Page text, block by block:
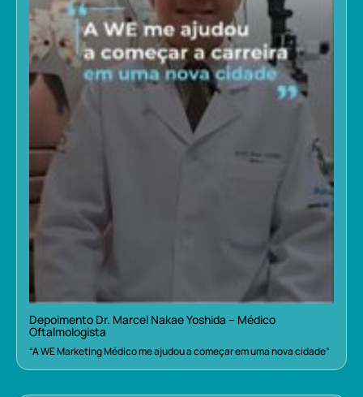
Depoimento Dr. Marcel Nakae Yoshida – Médico
Oftalmologista
“A WE Marketing Médico me ajudou a começar em uma nova cidade”